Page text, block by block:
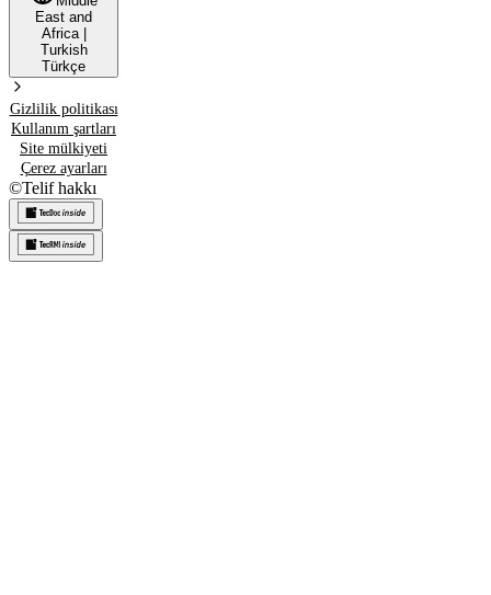
East and
Africa|
Turkish
Türkçe
Gizlilik politikası
Kullanım şartları
Site mülkiyeti
Çerez ayarları
©Telif hakkı